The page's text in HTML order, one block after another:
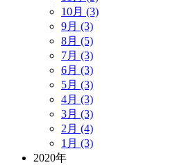
10月 (3)
9月 (3)
8月 (5)
7月 (3)
6月 (3)
5月 (3)
4月 (3)
3月 (3)
2月 (4)
1月 (3)
2020年